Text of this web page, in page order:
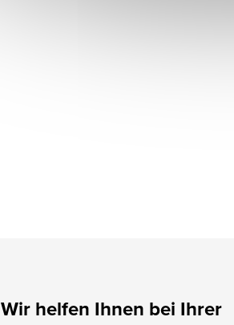
Wir helfen Ihnen bei Ihrer